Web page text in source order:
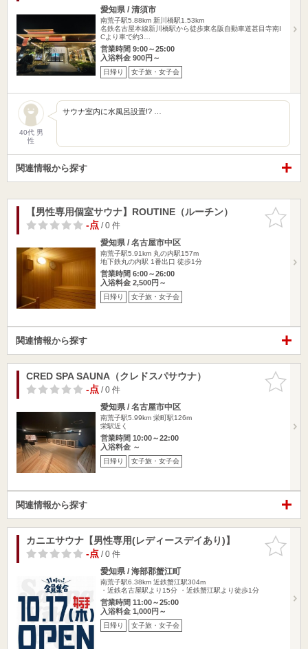
愛知県 / 清須市
南荒子駅5.88km 新川橋駅1.53km
名鉄名古屋本線新川橋駅から徒歩東名阪自動車道甚目寺南I
Cより車で約3…
営業時間 9:00～25:00
入浴料金 900円～
日帰り 女子旅・女子会
40代 男
性
サウナ室内に水風呂設置!? …
関連情報から探す
お気に入
りに追加
【男性専用個室サウナ】ROUTINE（ルーチン）
-点/ 0 件
愛知県 / 名古屋市中区
南荒子駅5.91km 丸の内駅157m
地下鉄丸の内駅 1番出口 徒歩1分
営業時間 6:00～26:00
入浴料金 2,500円～
日帰り 女子旅・女子会
関連情報から探す
お気に入
りに追加
CRED SPA SAUNA（クレドスパサウナ）
-点/ 0 件
愛知県 / 名古屋市中区
南荒子駅5.99km 栄町駅126m
栄駅近く
営業時間 10:00～22:00
入浴料金 ～
日帰り 女子旅・女子会
関連情報から探す
お気に入
りに追加
カニエサウナ【男性専用(レディースデイあり)】
-点/ 0 件
愛知県 / 海部郡蟹江町
南荒子駅6.38km 近鉄蟹江駅304m
・近鉄名古屋駅より15分 ・近鉄蟹江駅より徒歩1分
営業時間 11:00～25:00
入浴料金 1,000円～
日帰り 女子旅・女子会